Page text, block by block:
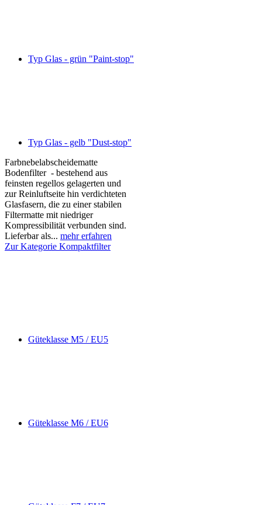
Typ Glas - grün "Paint-stop"
Typ Glas - gelb "Dust-stop"
Farbnebelabscheidematte
Bodenfilter - bestehend aus
feinsten regellos gelagerten und
zur Reinluftseite hin verdichteten
Glasfasern, die zu einer stabilen
Filtermatte mit niedriger
Kompressibilität verbunden sind.
Lieferbar als... mehr erfahren
Zur Kategorie Kompaktfilter
Güteklasse M5 / EU5
Güteklasse M6 / EU6